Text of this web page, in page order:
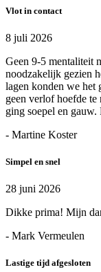
Vlot in contact
8 juli 2026
Geen 9-5 mentaliteit
noodzakelijk gezien
lagen konden we het
geen verlof hoefde te
ging soepel en
- Martine Koster
Simpel en snel
28 juni 2026
Dikke prima! Mijn
- Mark Vermeulen
Lastige tijd afgesloten